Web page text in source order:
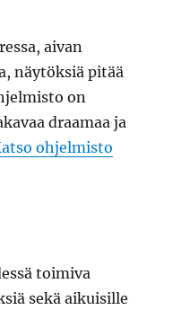
aivan
näytöksiä pitää
on
draamaa ja
ohjelmisto
toimiva
sekä aikuisille